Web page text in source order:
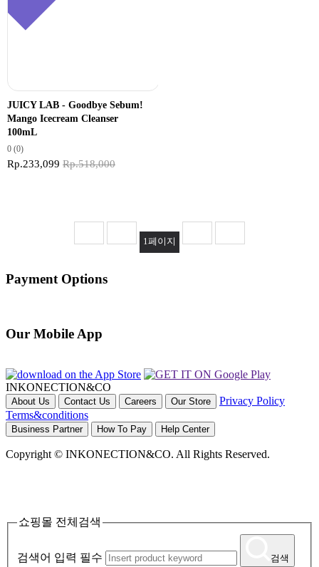
JUICY LAB - Goodbye Sebum!
Mango Icecream Cleanser
100mL
0 (0)
Rp.233,099 Rp.518,000
1페이지
Payment Options
Our Mobile App
INKONECTION&CO
About Us Contact Us Careers Our Store
Privacy Policy
Terms&conditions
Business Partner How To Pay Help Center
Copyright © INKONECTION&CO. All Rights Reserved.
쇼핑몰 전체검색
검색어 입력 필수 검색